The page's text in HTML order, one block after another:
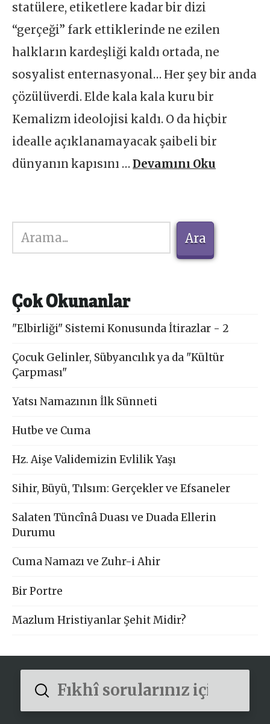
statülere, etiketlere kadar bir dizi
“gerçeği” fark ettiklerinde ne ezilen
halkların kardeşliği kaldı ortada, ne
sosyalist enternasyonal… Her şey bir anda
çözülüverdi. Elde kala kala kuru bir
Kemalizm ideolojisi kaldı. O da hiçbir
idealle açıklanamayacak şaibeli bir
dünyanın kapısını …Devamını Oku
Ara
Ara
Çok Okunanlar
"Elbirliği" Sistemi Konusunda İtirazlar - 2
Çocuk Gelinler, Sübyancılık ya da "Kültür
Çarpması"
Yatsı Namazının İlk Sünneti
Hutbe ve Cuma
Hz. Aişe Validemizin Evlilik Yaşı
Sihir, Büyü, Tılsım: Gerçekler ve Efsaneler
Salaten Tüncînâ Duası ve Duada Ellerin
Durumu
Cuma Namazı ve Zuhr-i Ahir
Bir Portre
Mazlum Hristiyanlar Şehit Midir?
Search
Submit